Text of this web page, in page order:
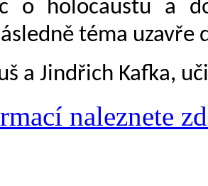
o holocaustu a
téma uzavře
a Jindřich Kafka,
naleznete